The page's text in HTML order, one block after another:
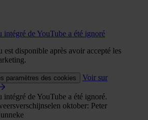
intégré de YouTube a été ignoré
est disponible après avoir accepté les
paramètres des cookies
Voir sur
intégré de YouTube a été ignoré.
oktober: Peter